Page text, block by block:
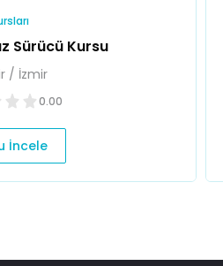
Sürücü Kursu
/ İzmir
0.00
İncele